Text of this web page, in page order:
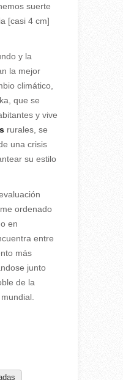
suerte
[casi 4 cm]
y la
la mejor
climático,
que se
y vive
rurales, se
una crisis
su estilo
ordenado
en
entre
más
junto
de la